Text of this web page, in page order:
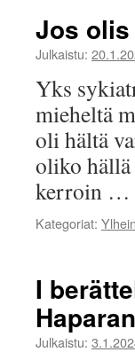
Jos
Julkaistu:
Yks
mieheltä
oli hältä
oliko
kerroin …
Kategoriat:
I
Julkaistu: